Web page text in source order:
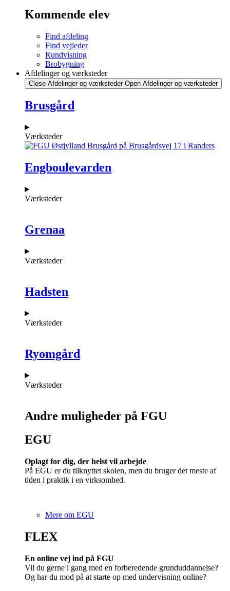
Kommende elev
Find afdeling
Find vejleder
Rundvisning
Brobygning
Afdelinger og værksteder
Close Afdelinger og værksteder Open Afdelinger og værksteder
Brusgård
Værksteder
Engboulevarden
Værksteder
Grenaa
Værksteder
Hadsten
Værksteder
Ryomgård
Værksteder
Andre muligheder på FGU
EGU​
Oplagt for dig, der helst vil arbejde
På EGU er du tilknyttet skolen, men du bruger det meste af
tiden i praktik i en virksomhed.
Mere om EGU
FLEX
En online vej ind på FGU
Vil du gerne i gang med en forberedende grunduddannelse?
Og har du mod på at starte op med undervisning online?